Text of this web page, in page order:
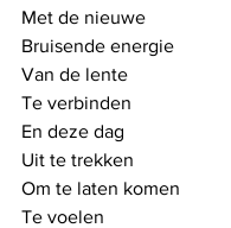
Met de nieuwe
Bruisende energie
Van de lente
Te verbinden
En deze dag
Uit te trekken
Om te laten komen
Te voelen